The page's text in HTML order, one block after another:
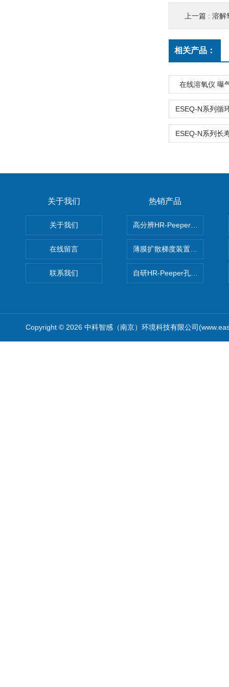
上一篇 : 溶解
相关产品：
在线溶氧仪 曝
关于我们
关于我们
在线留言
联系我们
热销产品
高分辨HR-Peeper采样器孔隙
薄膜扩散梯度装置 Agl DGT
自研HR-Peeper孔隙水采样器
Copyright © 2026 中科智感（南京）环境科技有限公司